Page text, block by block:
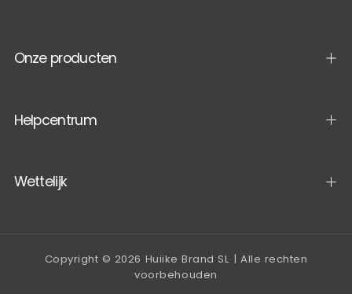
Onze producten
Helpcentrum
Wettelijk
Copyright © 2026 Huiike Brand SL | Alle rechten
voorbehouden